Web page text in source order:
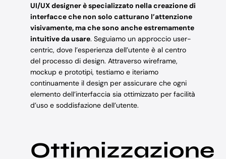
UI/UX designer è specializzato nella creazione di
interfacce che non solo catturano l’attenzione
visivamente, ma che sono anche estremamente
intuitive da usare. Seguiamo un approccio user-
centric, dove l’esperienza dell’utente è al centro
del processo di design. Attraverso wireframe,
mockup e prototipi, testiamo e iteriamo
continuamente il design per assicurare che ogni
elemento dell’interfaccia sia ottimizzato per facilità
d’uso e soddisfazione dell’utente.
Ottimizzazione